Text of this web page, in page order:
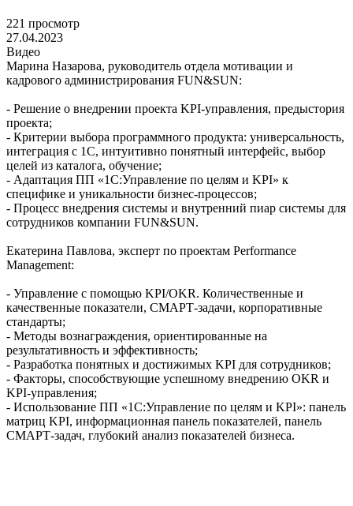
221 просмотр
27.04.2023
Видео
Марина Назарова, руководитель отдела мотивации и
кадрового администрирования FUN&SUN:
- Решение о внедрении проекта KPI-управления, предыстория
проекта;
- Критерии выбора программного продукта: универсальность,
интеграция с 1С, интуитивно понятный интерфейс, выбор
целей из каталога, обучение;
- Адаптация ПП «1C:Управление по целям и KPI» к
специфике и уникальности бизнес-процессов;
- Процесс внедрения системы и внутренний пиар системы для
сотрудников компании FUN&SUN.
Екатерина Павлова, эксперт по проектам Performance
Management:
- Управление с помощью KPI/OKR. Количественные и
качественные показатели, СМАРТ-задачи, корпоративные
стандарты;
- Методы вознаграждения, ориентированные на
результативность и эффективность;
- Разработка понятных и достижимых KPI для сотрудников;
- Факторы, способствующие успешному внедрению OKR и
KPI-управления;
- Использование ПП «1C:Управление по целям и KPI»: панель
матриц KPI, информационная панель показателей, панель
СМАРТ-задач, глубокий анализ показателей бизнеса.